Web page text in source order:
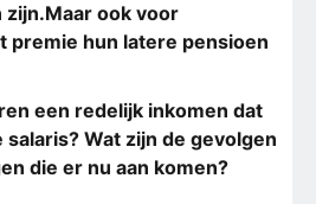
zijn.Maar ook voor
premie hun latere pensioen
een redelijk inkomen dat
Wat zijn de gevolgen
die er nu aan komen?